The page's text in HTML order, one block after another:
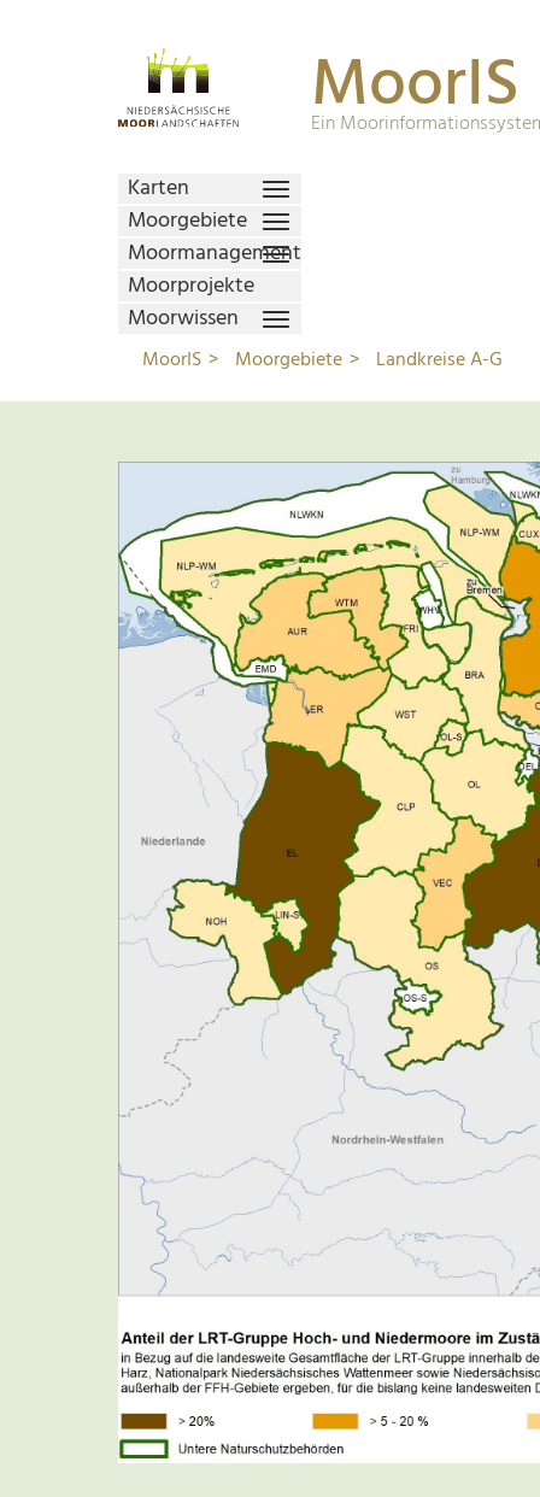
MoorIS
Ein
Karten
Moorgebiete
Moormanagement
Moorprojekte
Moorwissen
MoorIS Moorgebiete Landkreise A-G